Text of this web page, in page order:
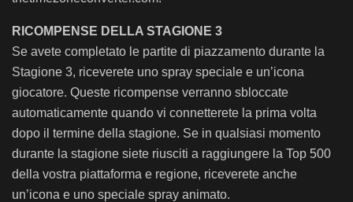
RICOMPENSE DELLA STAGIONE 3
Se avete completato le partite di piazzamento durante la
Stagione 3, riceverete uno spray speciale e un’icona
giocatore. Queste ricompense verranno sbloccate
automaticamente quando vi connetterete la prima volta
dopo il termine della stagione. Se in qualsiasi momento
durante la stagione siete riusciti a raggiungere la Top 500
della vostra piattaforma e regione, riceverete anche
un’icona e uno speciale spray animato.